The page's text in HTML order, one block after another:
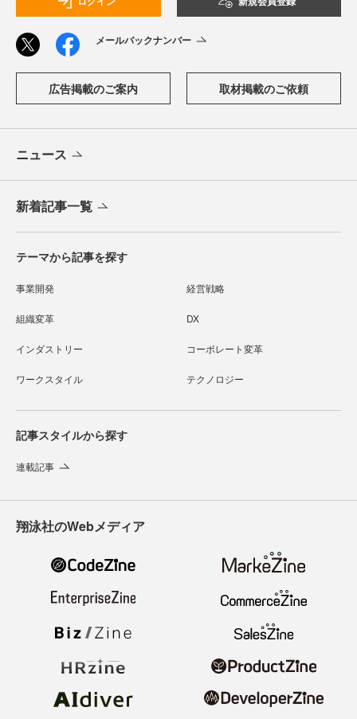
メールバックナンバー
広告掲載のご案内 取材掲載のご依頼
ニュース
新着記事一覧
テーマから記事を探す
事業開発 経営戦略
組織変革 DX
インダストリー コーポレート変革
ワークスタイル テクノロジー
記事スタイルから探す
連載記事
翔泳社のWebメディア